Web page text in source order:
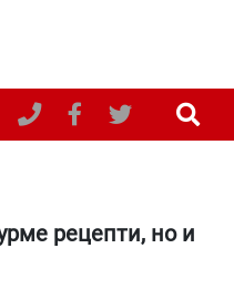
рецепти, но и